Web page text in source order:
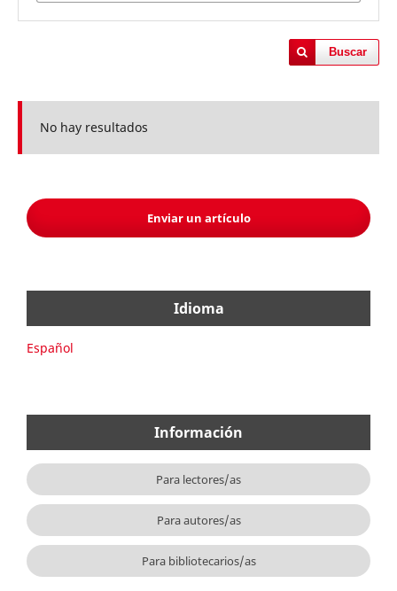
Buscar
No hay resultados
Enviar un artículo
Idioma
Español
Información
Para lectores/as
Para autores/as
Para bibliotecarios/as